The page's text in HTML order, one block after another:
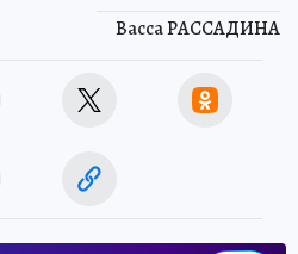
Васса РАССАДИНА